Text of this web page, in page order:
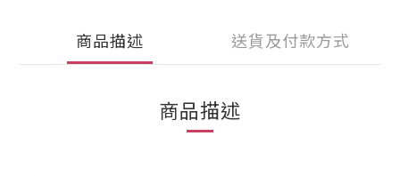
商品描述 送貨及付款方式
商品描述